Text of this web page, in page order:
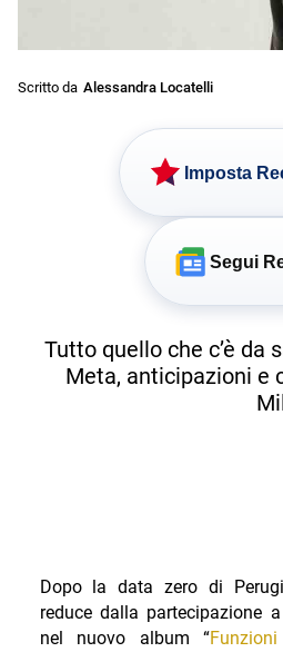
Scritto da Alessandra Locatelli
Imposta
Segui
Tutto quello che c’è da
Meta, anticipazioni e
Dopo la data zero di
reduce dalla partecipazione
nel nuovo album “